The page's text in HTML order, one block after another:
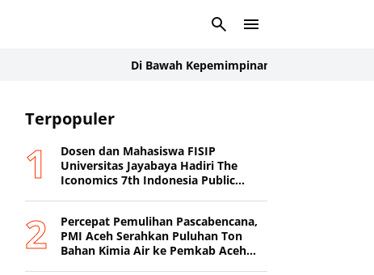
Di Bawah Kepemimpinan Rudi Manurung,
Terpopuler
Dosen dan Mahasiswa FISIP
Universitas Jayabaya Hadiri The
Iconomics 7th Indonesia Public
Percepat Pemulihan Pascabencana,
PMI Aceh Serahkan Puluhan Ton
Bahan Kimia Air ke Pemkab Aceh